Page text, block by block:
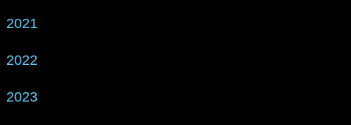
2021
2022
2023